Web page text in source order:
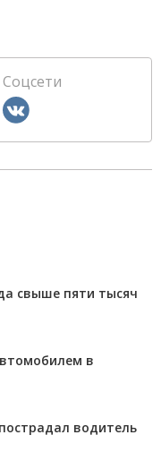
Соцсети
свыше пяти тысяч
в
водитель